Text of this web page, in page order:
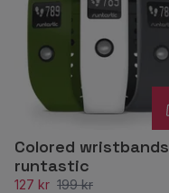
Colored wristbands
runtastic
127 kr 199 kr